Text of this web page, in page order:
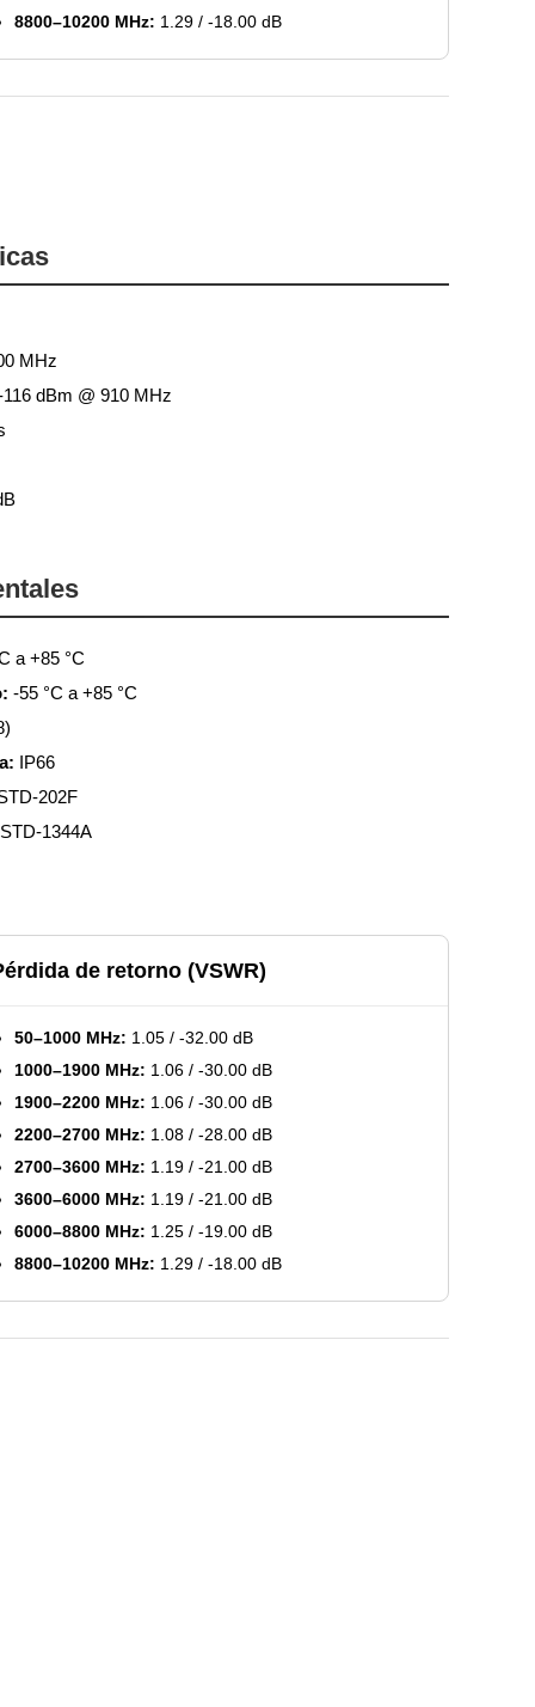
8800–10200 MHz: 1.29 / -18.00 dB
MHz
116 dBm @ 910 MHz
a +85 °C
-55 °C a +85 °C
IP66
202F
1344A
de retorno (VSWR)
50–1000 MHz: 1.05 / -32.00 dB
1000–1900 MHz: 1.06 / -30.00 dB
1900–2200 MHz: 1.06 / -30.00 dB
2200–2700 MHz: 1.08 / -28.00 dB
2700–3600 MHz: 1.19 / -21.00 dB
3600–6000 MHz: 1.19 / -21.00 dB
6000–8800 MHz: 1.25 / -19.00 dB
8800–10200 MHz: 1.29 / -18.00 dB